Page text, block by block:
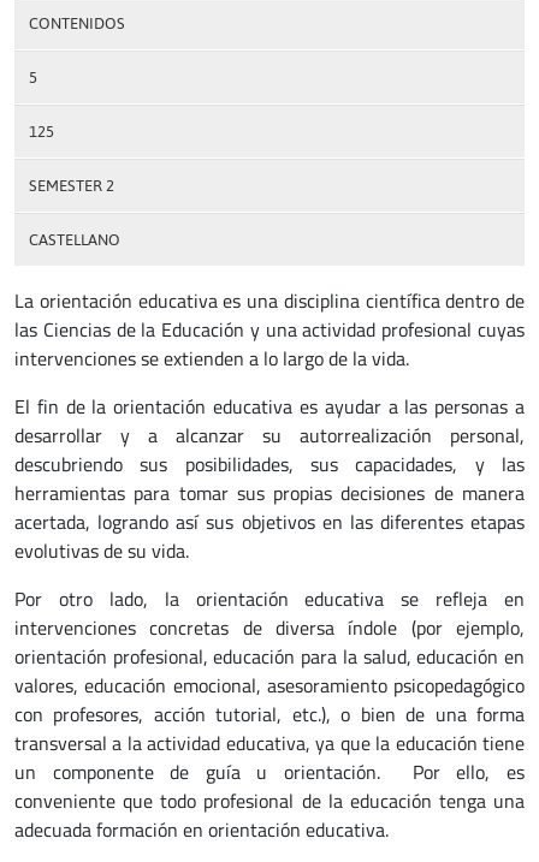
CONTENIDOS
5
125
SEMESTER 2
CASTELLANO
La orientación educativa es una disciplina científica dentro de
las Ciencias de la Educación y una actividad profesional cuyas
intervenciones se extienden a lo largo de la vida.
El fin de la orientación educativa es ayudar a las personas a
desarrollar y a alcanzar su autorrealización personal,
descubriendo sus posibilidades, sus capacidades, y las
herramientas para tomar sus propias decisiones de manera
acertada, logrando así sus objetivos en las diferentes etapas
evolutivas de su vida.
Por otro lado, la orientación educativa se refleja en
intervenciones concretas de diversa índole (por ejemplo,
orientación profesional, educación para la salud, educación en
valores, educación emocional, asesoramiento psicopedagógico
con profesores, acción tutorial, etc.), o bien de una forma
transversal a la actividad educativa, ya que la educación tiene
un componente de guía u orientación. Por ello, es
conveniente que todo profesional de la educación tenga una
adecuada formación en orientación educativa.